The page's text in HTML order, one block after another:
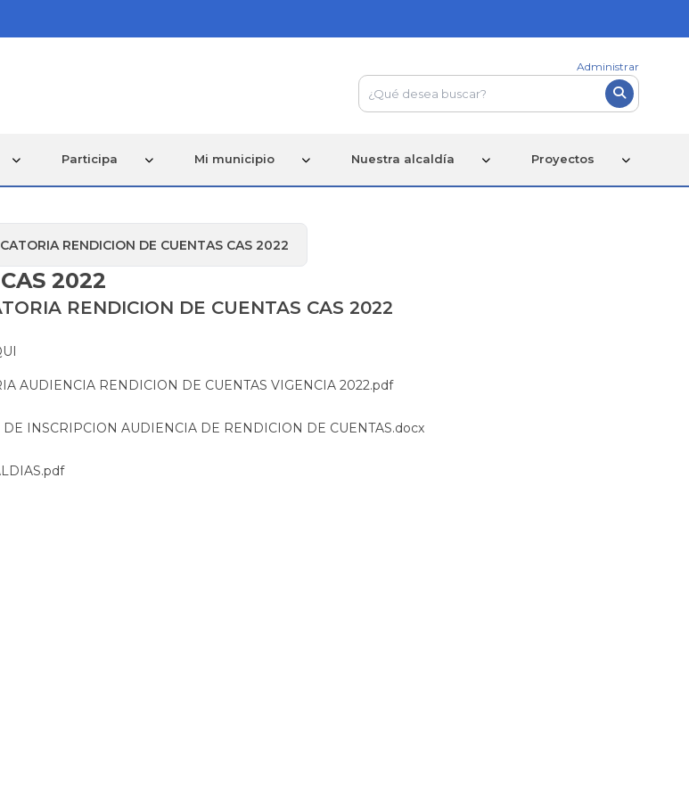
Administrar
Participa Mi municipio Nuestra alcaldía Proyectos
RENDICION DE CUENTAS CAS 2022
2022
RENDICION DE CUENTAS CAS 2022
AUDIENCIA RENDICION DE CUENTAS VIGENCIA 2022.pdf
INSCRIPCION AUDIENCIA DE RENDICION DE CUENTAS.docx